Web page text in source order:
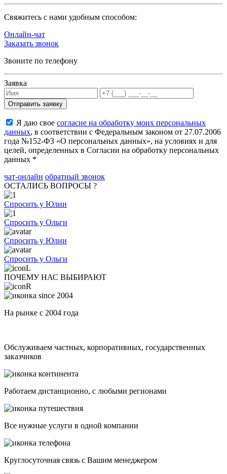
Cвяжитесь с нами удобным способом:
Онлайн-чат
Заказать звонок
Звоните по телефону
Заявка
Я даю свое согласие на обработку моих персональных
данных, в соответствии с Федеральным законом от 27.07.2006
года №152-ФЗ «О персональных данных», на условиях и для
целей, определенных в Согласии на обработку персональных
данных *
чат-онлайн обратный звонок
ОСТАЛИСЬ ВОПРОСЫ ?
Спросить у Юлии
Спросить у Ольги
Спросить у Юлии
Спросить у Ольги
ПОЧЕМУ НАС ВЫБИРАЮТ
На рынке с 2004 года
Обслуживаем частных, корпоративных, государственных
заказчиков
Работаем дистанционно, с любыми регионами
Все нужные услуги в одной компании
Круглосуточная связь с Вашим менеджером